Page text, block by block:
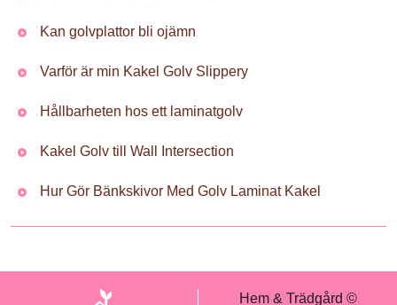
Kan golvplattor bli ojämn
Varför är min Kakel Golv Slippery
Hållbarheten hos ett laminatgolv
Kakel Golv till Wall Intersection
Hur Gör Bänkskivor Med Golv Laminat Kakel
Hem & Trädgård ©